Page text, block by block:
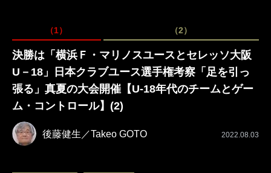
（1） （2）
決勝は「横浜Ｆ・マリノスユースとセレッソ大阪
U－18」日本クラブユース選手権考察「足を引っ
張る」真夏の大会開催【U-18年代のチームとゲー
ム・コントロール】(2)
後藤健生／Takeo GOTO 2022.08.03